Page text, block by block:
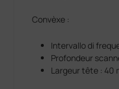
Convèxe :
Intervallo di
Profondeur
Largeur tête : 40